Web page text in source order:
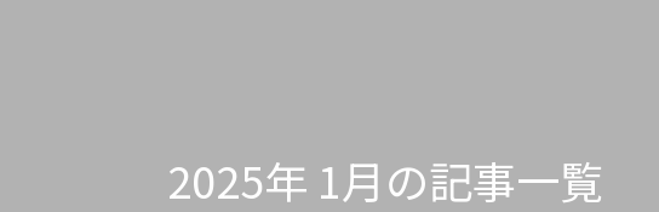
2025年 1月の記事一覧